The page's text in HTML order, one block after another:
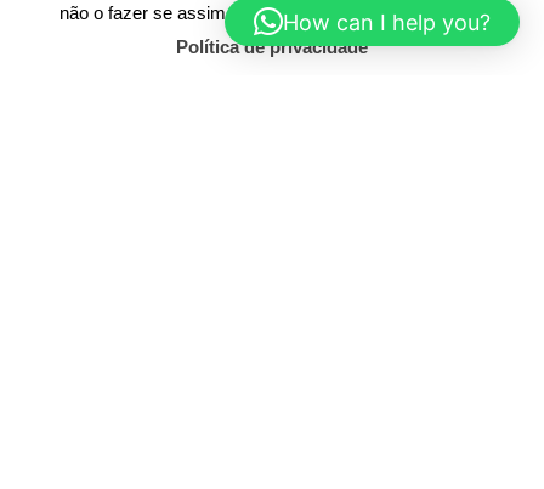
não o fazer se assim o desejar.
Rejeitar
Política de privacidade
How can I help you?